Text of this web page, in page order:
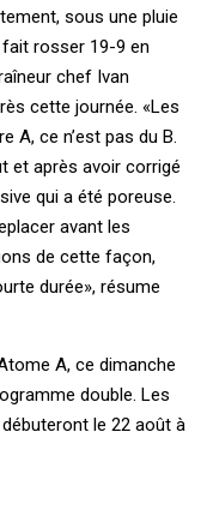
sous une pluie
fait rosser 19-9 en
chef Ivan
cette journée. «Les
A, ce n’est pas du B.
et après avoir corrigé
qui a été poreuse.
avant les
de cette façon,
durée», résume
A, ce dimanche
double. Les
le 22 août à